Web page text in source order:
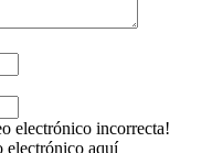
electrónico incorrecta!
electrónico aquí